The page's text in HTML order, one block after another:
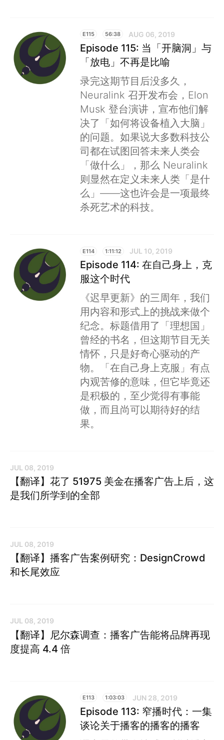
E115 56:38 AUG 06, 2019
Episode 115: 当「开脑洞」与
「放电」不再是比喻
录完这期节目后没多久，
Neuralink 召开发布会，Elon
Musk 登台演讲，宣布他们解
决了「如何将设备植入大脑」
的问题。如果说大多数科技公
司都在试图回答未来人类会
「做什么」，那么 Neuralink
则显然在定义未来人类「是什
么」——这也许会是一项最终
杀死艺术的科技。
E114 1:11:12 JUL 10, 2019
Episode 114: 在自己身上，克
服这个时代
《迟早更新》的三周年，我们
用内容和形式上的挑战来做个
纪念。标题借用了「理想国」
曾经的书名，但这期节目无关
情怀，只是好奇心驱动的产
物。「在自己身上克服」有点
内观苦修的意味，但它毕竟还
是积极的，至少觉得有事能
做，而且尚可以期待好的结
果。
JUL 08, 2019
【翻译】花了 51975 美金在播客广告上后，这
是我们所学到的全部
JUL 08, 2019
【翻译】播客广告案例研究：DesignCrowd
和长尾效应
JUL 08, 2019
【翻译】尼尔森调查：播客广告能将品牌再现
度提高 4.4 倍
E113 1:03:03 JUN 28, 2019
Episode 113: 窄播时代：一集
谈论关于播客的播客的播客